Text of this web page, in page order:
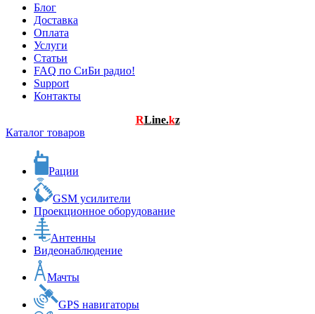
Блог
Доставка
Оплата
Услуги
Статьи
FAQ по СиБи радио!
Support
Контакты
RLine.kz
Каталог товаров
Рации
GSM усилители
Проекционное оборудование
Антенны
Видеонаблюдение
Мачты
GPS навигаторы